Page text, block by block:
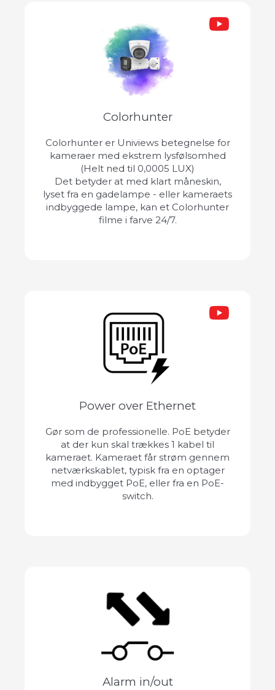
Colorhunter
Colorhunter er Univiews betegnelse for
kameraer med ekstrem lysfølsomhed
(Helt ned til 0,0005 LUX)
Det betyder at med klart måneskin,
lyset fra en gadelampe - eller kameraets
indbyggede lampe, kan et Colorhunter
filme i farve 24/7.
Power over Ethernet
Gør som de professionelle. PoE betyder
at der kun skal trækkes 1 kabel til
kameraet. Kameraet får strøm gennem
netværkskablet, typisk fra en optager
med indbygget PoE, eller fra en PoE-
switch.
Alarm in/out